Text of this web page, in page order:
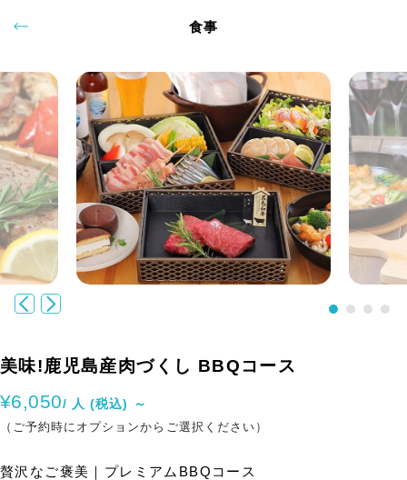
食事
美味!鹿児島産肉づくし BBQコース
¥6,050/ 人 (税込) ～
（ご予約時にオプションからご選択ください）
贅沢なご褒美｜プレミアムBBQコース